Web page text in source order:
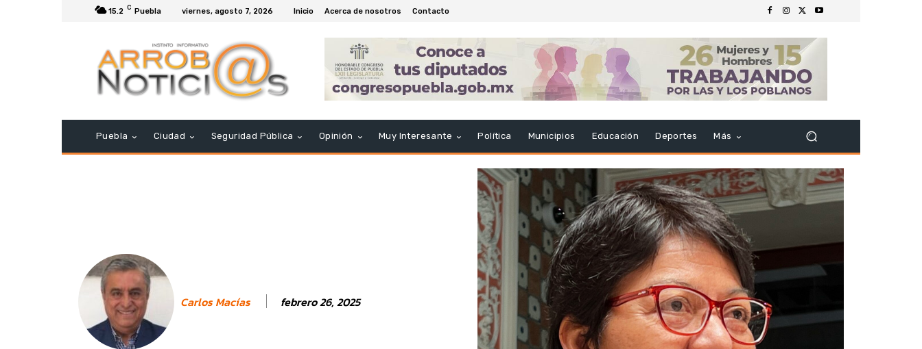
15.2 C Puebla viernes, agosto 7, 2026 Inicio Acerca de nosotros Contacto
Puebla Ciudad Seguridad Pública Opinión Muy Interesante Política Municipios Educación Deportes Más
Carlos Macías febrero 26, 2025